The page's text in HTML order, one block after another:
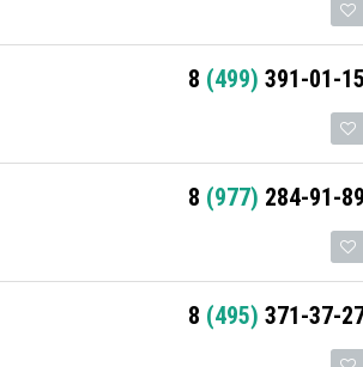
8 (499) 391-01-15
8 (977) 284-91-89
8 (495) 371-37-